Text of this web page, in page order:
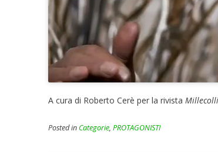
A cura di Roberto Cerè per la rivista
Posted in Categorie, PROTAGONISTI